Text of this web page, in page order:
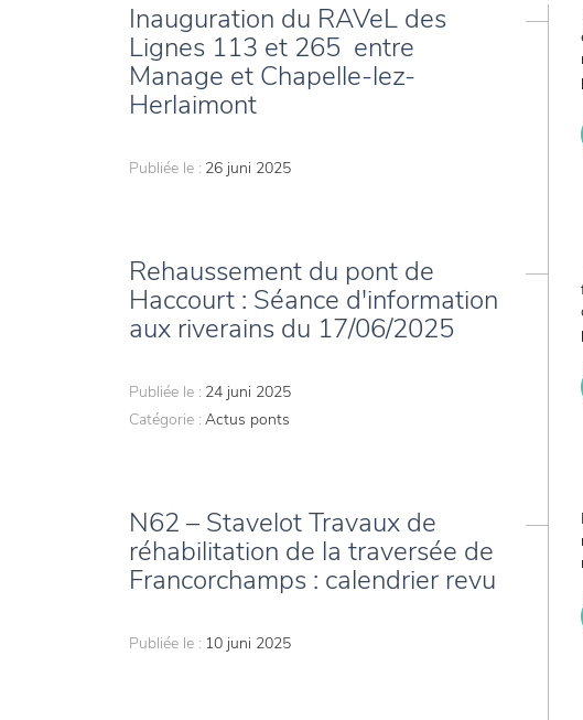
Inauguration du RAVeL des
Lignes 113 et 265 entre
Manage et Chapelle-lez-
Herlaimont
Publiée le : 26 juni 2025
Rehaussement du pont de
Haccourt : Séance d'information
aux riverains du 17/06/2025
Publiée le : 24 juni 2025
Catégorie : Actus ponts
N62 – Stavelot Travaux de
réhabilitation de la traversée de
Francorchamps : calendrier revu
Publiée le : 10 juni 2025